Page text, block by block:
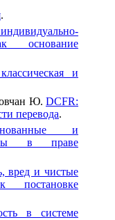
.
основание
и
Ю. DCFR:
перевода.
и
в праве
вред и чистые
постановке
в системе